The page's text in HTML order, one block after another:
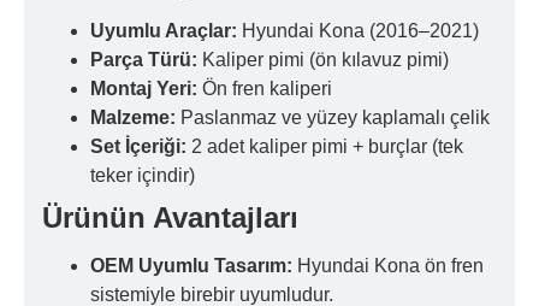
Uyumlu Araçlar: Hyundai Kona (2016–2021)
Parça Türü: Kaliper pimi (ön kılavuz pimi)
Montaj Yeri: Ön fren kaliperi
Malzeme: Paslanmaz ve yüzey kaplamalı çelik
Set İçeriği: 2 adet kaliper pimi + burçlar (tek
teker içindir)
Ürünün Avantajları
OEM Uyumlu Tasarım: Hyundai Kona ön fren
sistemiyle birebir uyumludur.